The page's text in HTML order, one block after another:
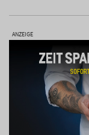
ANZEIGE